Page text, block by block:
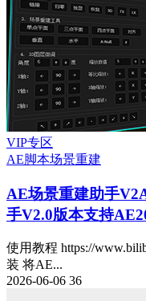
VIP专区
AE脚本场景重建
AE场景重建助手V2
手V2.0版本支持
使用教程 https://
装 将AE...
2026-06-06 36